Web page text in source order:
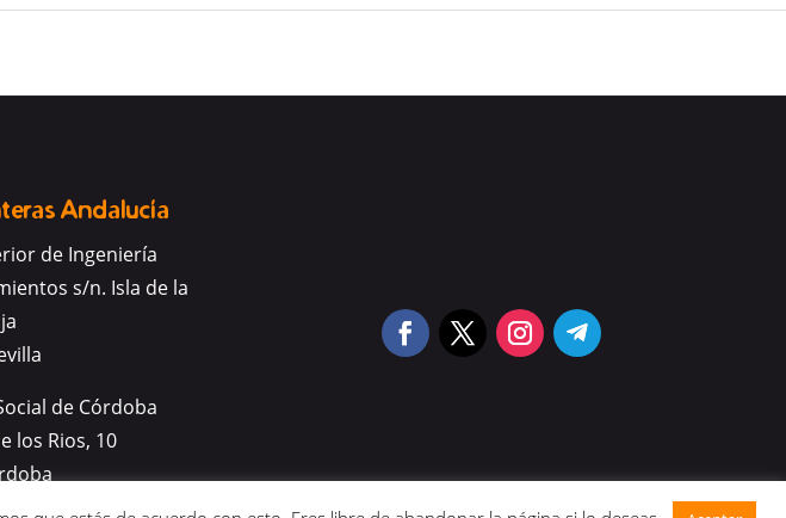
Andalucía
de Ingeniería
s/n. Isla de la
de Córdoba
los Rios, 10